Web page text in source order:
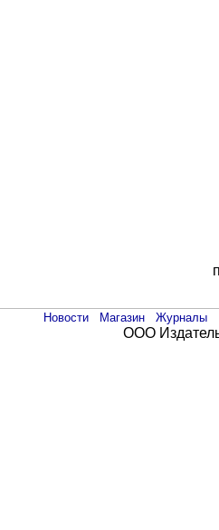
Новости Магазин Журналы
ООО